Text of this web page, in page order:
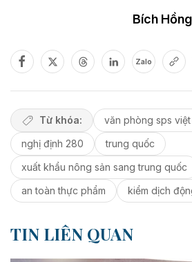
Bích
Zalo
Từ khóa:
văn phòng sps việt
nghị định 280
trung quốc
xuất khẩu nông sản sang trung quốc
an toàn thực phẩm
kiểm dịch
TIN LIÊN QUAN